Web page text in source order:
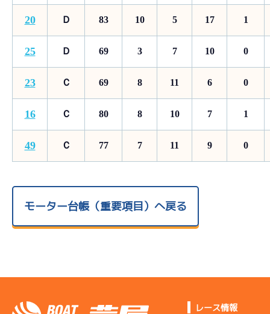
20 Ｄ 83 10 5 17 1
25 Ｄ 69 3 7 10 0
23 Ｃ 69 8 11 6 0
16 Ｃ 80 8 10 7 1
49 Ｃ 77 7 11 9 0
モーター台帳（重要項目）へ戻る
レース情報